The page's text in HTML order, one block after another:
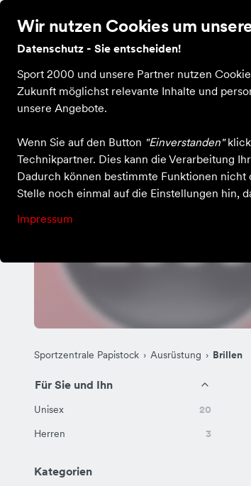
Wir nutzen Cookies um
Datenschutz - Sie entscheiden!
Sport 2000 und unsere Partner nutzen
Zukunft möglichst relevante Inhalte und
unsere Angebote.
Wenn Sie auf den Button "Einverstanden"
Technikpartner. Dies kann die Verarbeitung
Dadurch können bestimmte Funktionen
Stelle noch einmal auf die Einstellungen hin,
Impressum
Skiverleih
Sportzentrale Papistock Ausrüstung Brillen
Für Sie und Ihn
Unisex
20
Herren
3
Kategorien